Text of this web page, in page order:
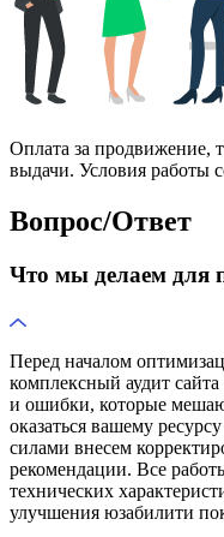
Оплата за продвижение,
выдачи. Условия работы
Вопрос/Ответ
Что мы делаем для
Перед началом
комплексный аудит
и ошибки, которые
оказаться вашему
силами внесем
рекомендации. Все
технических
улучшения юзабилити